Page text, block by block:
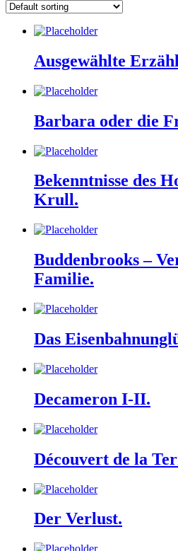
Ausgewählte
Barbara oder die
Bekenntnisse des
Krull.
Buddenbrooks –
Familie.
Das
Decameron I-II.
Découvert de la
Der Verlust.